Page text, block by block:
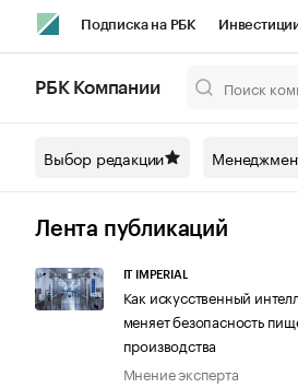
Подписка на РБК
Спецпроекты СПб
Технологии и медиа
РБК Компании
Выбор редакции
Лента публикаций
IT IMPERIAL
Как искусственный
меняет безопасность
производства
Мнение эксперта